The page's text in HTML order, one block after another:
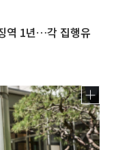
역 1년…각 집행유